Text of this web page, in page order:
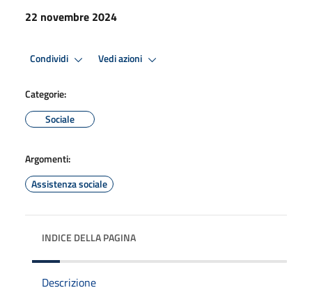
22 novembre 2024
Condividi Vedi azioni
Categorie:
Sociale
Argomenti:
Assistenza sociale
INDICE DELLA PAGINA
Descrizione